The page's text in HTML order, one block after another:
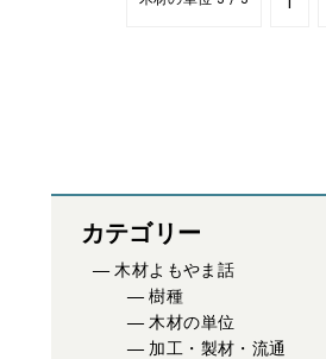
カテゴリー
木材よもやま話
樹種
木材の単位
加工・製材・流通